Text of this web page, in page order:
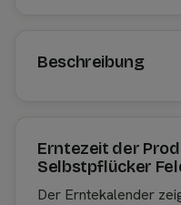
Beschreibung
Erntezeit der
Selbstpflücker
Der Erntekalender